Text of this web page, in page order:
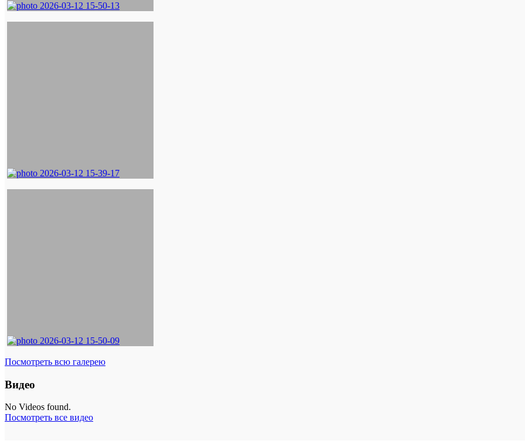
Посмотреть всю галерею
Видео
No Videos found.
Посмотреть все видео